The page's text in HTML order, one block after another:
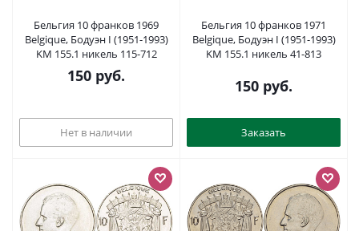
Бельгия 10 франков 1969
Belgique, Бодуэн I (1951-1993)
KM 155.1 никель 115-712
150 руб.
Нет в наличии
Бельгия 10 франков 1971
Belgique, Бодуэн I (1951-1993)
KM 155.1 никель 41-813
150 руб.
Заказать